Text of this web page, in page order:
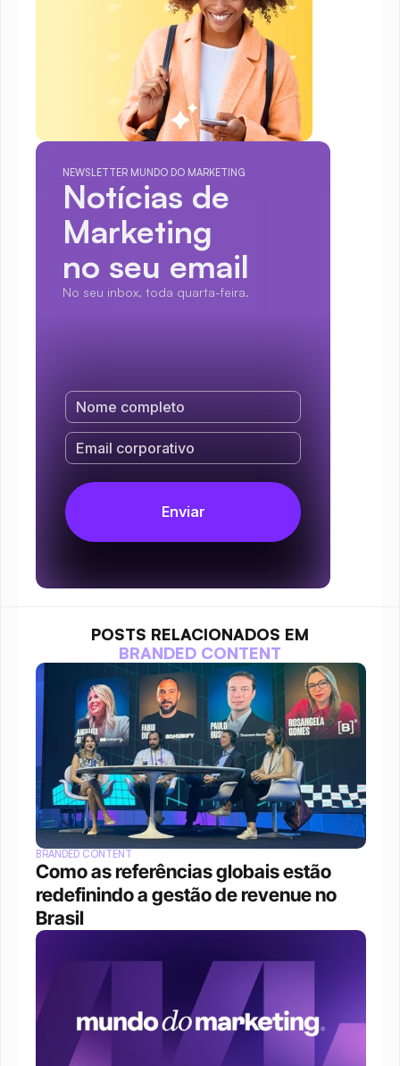
NEWSLETTER MUNDO DO MARKETING
Notícias de
Marketing
no seu email
No seu inbox, toda quarta-feira.
POSTS RELACIONADOS EM
BRANDED CONTENT
BRANDED CONTENT
Como as referências globais estão
redefinindo a gestão de revenue no
Brasil